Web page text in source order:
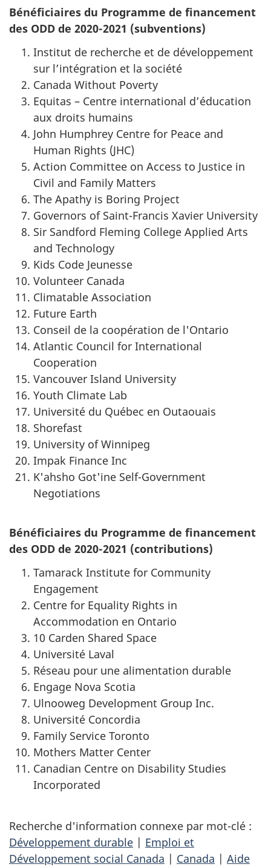
Bénéficiaires du Programme de financement
des ODD de 2020-2021 (subventions)
Institut de recherche et de développement
sur l’intégration et la société
Canada Without Poverty
Equitas – Centre international d’éducation
aux droits humains
John Humphrey Centre for Peace and
Human Rights (JHC)
Action Committee on Access to Justice in
Civil and Family Matters
The Apathy is Boring Project
Governors of Saint-Francis Xavier University
Sir Sandford Fleming College Applied Arts
and Technology
Kids Code Jeunesse
Volunteer Canada
Climatable Association
Future Earth
Conseil de la coopération de l'Ontario
Atlantic Council for International
Cooperation
Vancouver Island University
Youth Climate Lab
Université du Québec en Outaouais
Shorefast
University of Winnipeg
Impak Finance Inc
K'ahsho Got'ine Self-Government
Negotiations
Bénéficiaires du Programme de financement
des ODD de 2020-2021 (contributions)
Tamarack Institute for Community
Engagement
Centre for Equality Rights in
Accommodation en Ontario
10 Carden Shared Space
Université Laval
Réseau pour une alimentation durable
Engage Nova Scotia
Ulnooweg Development Group Inc.
Université Concordia
Family Service Toronto
Mothers Matter Center
Canadian Centre on Disability Studies
Incorporated
Recherche d'information connexe par mot-clé :
Développement durable | Emploi et
Développement social Canada | Canada | Aide